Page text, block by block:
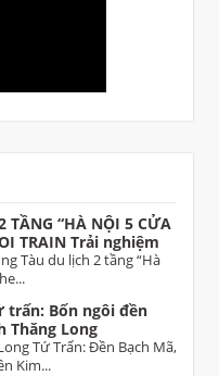
TẦNG “HÀ NỘI 5 CỬA
TRAIN Trải nghiệm
30/4 trên tuyến Hà
Ninh)
Tàu du lịch 2 tầng “Hà
trấn: Bốn ngôi đền
Thăng Long
Tứ Trấn: Đền Bạch Mã,
Kim...